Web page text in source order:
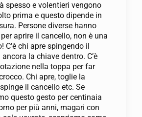
spesso e volentieri vengono
prima e questo dipende in
Persone diverse hanno
aprire il cancello, non è una
C’è chi apre spingendo il
la chiave dentro. C’è
nella toppa per far
Chi apre, toglie la
il cancello etc. Se
questo gesto per centinaia
per più anni, magari con